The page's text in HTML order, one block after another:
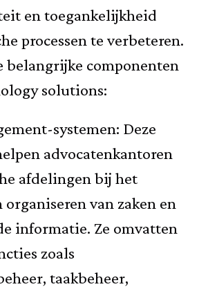
en toegankelijkheid
processen te verbeteren.
belangrijke componenten
solutions:
systemen: Deze
advocatenkantoren
afdelingen bij het
organiseren van zaken en
informatie. Ze omvatten
zoals
taakbeheer,